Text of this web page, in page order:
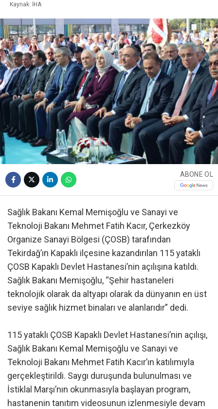
Kaynak: İHA
ABONE OL
Sağlık Bakanı Kemal Memişoğlu ve Sanayi ve
Teknoloji Bakanı Mehmet Fatih Kacır, Çerkezköy
Organize Sanayi Bölgesi (ÇOSB) tarafından
Tekirdağ’ın Kapaklı ilçesine kazandırılan 115 yataklı
ÇOSB Kapaklı Devlet Hastanesi’nin açılışına katıldı.
Sağlık Bakanı Memişoğlu, “Şehir hastaneleri
teknolojik olarak da altyapı olarak da dünyanın en üst
seviye sağlık hizmet binaları ve alanlarıdır” dedi.
115 yataklı ÇOSB Kapaklı Devlet Hastanesi’nin açılışı,
Sağlık Bakanı Kemal Memişoğlu ve Sanayi ve
Teknoloji Bakanı Mehmet Fatih Kacır’ın katılımıyla
gerçekleştirildi. Saygı duruşunda bulunulması ve
İstiklal Marşı’nın okunmasıyla başlayan program,
hastanenin tanıtım videosunun izlenmesiyle devam